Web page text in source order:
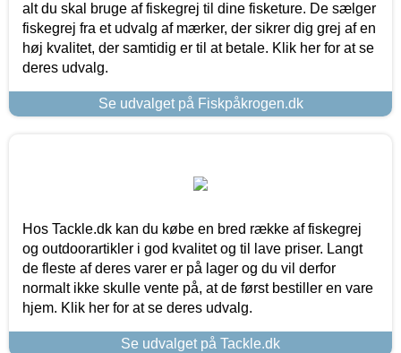
alt du skal bruge af fiskegrej til dine fisketure. De sælger
fiskegrej fra et udvalg af mærker, der sikrer dig grej af en
høj kvalitet, der samtidig er til at betale. Klik her for at se
deres udvalg.
Se udvalget på Fiskpåkrogen.dk
Hos Tackle.dk kan du købe en bred række af fiskegrej
og outdoorartikler i god kvalitet og til lave priser. Langt
de fleste af deres varer er på lager og du vil derfor
normalt ikke skulle vente på, at de først bestiller en vare
hjem. Klik her for at se deres udvalg.
Se udvalget på Tackle.dk